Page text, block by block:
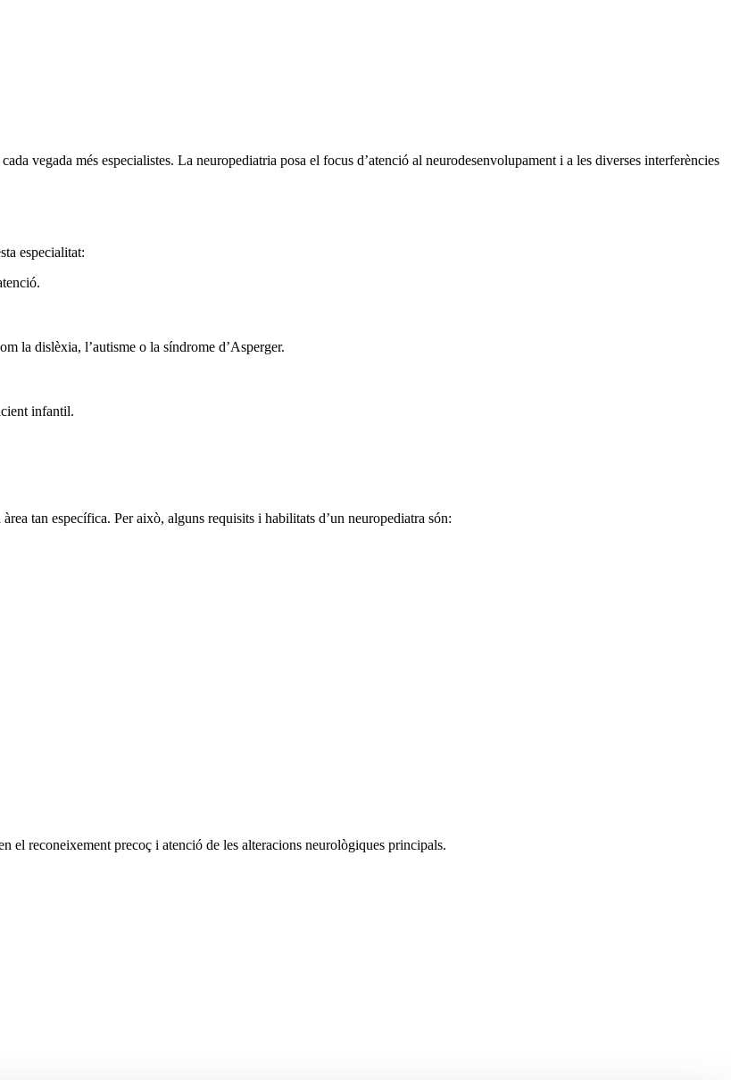
vegada més especialistes. La neuropediatria posa el focus d’atenció al neurodesenvolupament i a les diverses interferències
especialitat:
la dislèxia, l’autisme o la síndrome d’Asperger.
infantil.
tan específica. Per això, alguns requisits i habilitats d’un neuropediatra són:
el reconeixement precoç i atenció de les alteracions neurològiques principals.